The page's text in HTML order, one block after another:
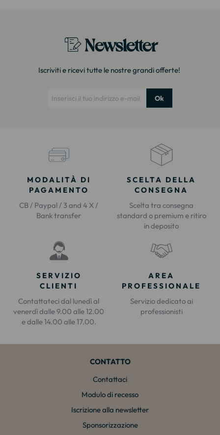
Newsletter
Iscriviti e ricevi tutte le nostre grandi offerte!
Ok
MODALITÀ DI
PAGAMENTO
CB / Paypal / 3 and 4 X /
Bank transfer
SCELTA DELLA
CONSEGNA
Scelta tra consegna
standard o premium e ritiro
in deposito
SERVIZIO
CLIENTI
Contattateci dal lunedì al
venerdì dalle 9.00 alle 12.00
e dalle 14.00 alle 17.00.
AREA
PROFESSIONALE
Servizio dedicato ai
professionisti
CONTATTO
Contattaci
Modulo di recesso
Iscrizione alla newsletter
Sponsorizzazione